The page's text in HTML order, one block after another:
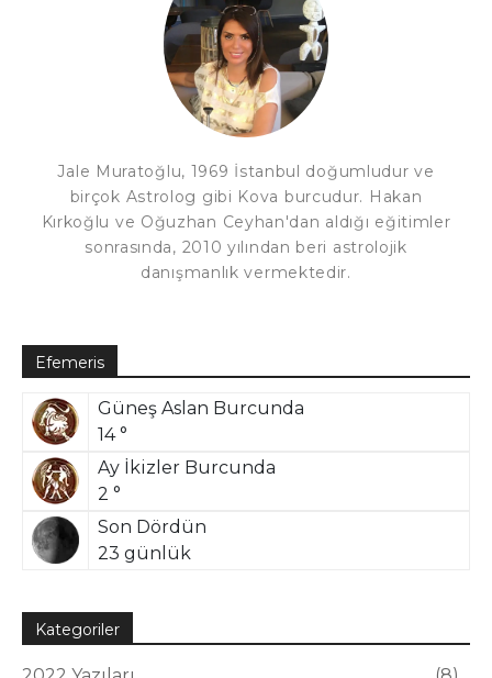
Jale Muratoğlu, 1969 İstanbul doğumludur ve
birçok Astrolog gibi Kova burcudur. Hakan
Kırkoğlu ve Oğuzhan Ceyhan'dan aldığı eğitimler
sonrasında, 2010 yılından beri astrolojik
danışmanlık vermektedir.
Efemeris
Güneş Aslan Burcunda
14 °
Ay İkizler Burcunda
2 °
Son Dördün
23 günlük
Kategoriler